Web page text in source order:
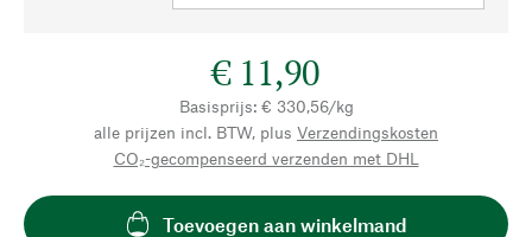
€ 11,90
Basisprijs: € 330,56/kg
alle prijzen incl. BTW, plus Verzendingskosten
CO₂-gecompenseerd verzenden met DHL
Toevoegen aan winkelmand